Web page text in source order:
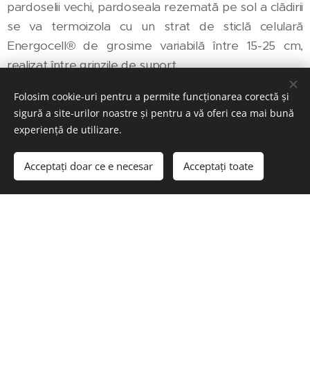
pardoselii vechi, pardoseala rezemată pe sol a clădirii
se va termoizola cu un strat de sticlă celulară
Energocell® de grosime variabilă între 15-25 cm,
realizat între grinzile de suport.
Folosim cookie-uri pentru a permite funcționarea corectă și
sigură a site-urilor noastre și pentru a vă oferi cea mai bună
experiență de utilizare.
Acceptați doar ce e necesar Acceptați toate